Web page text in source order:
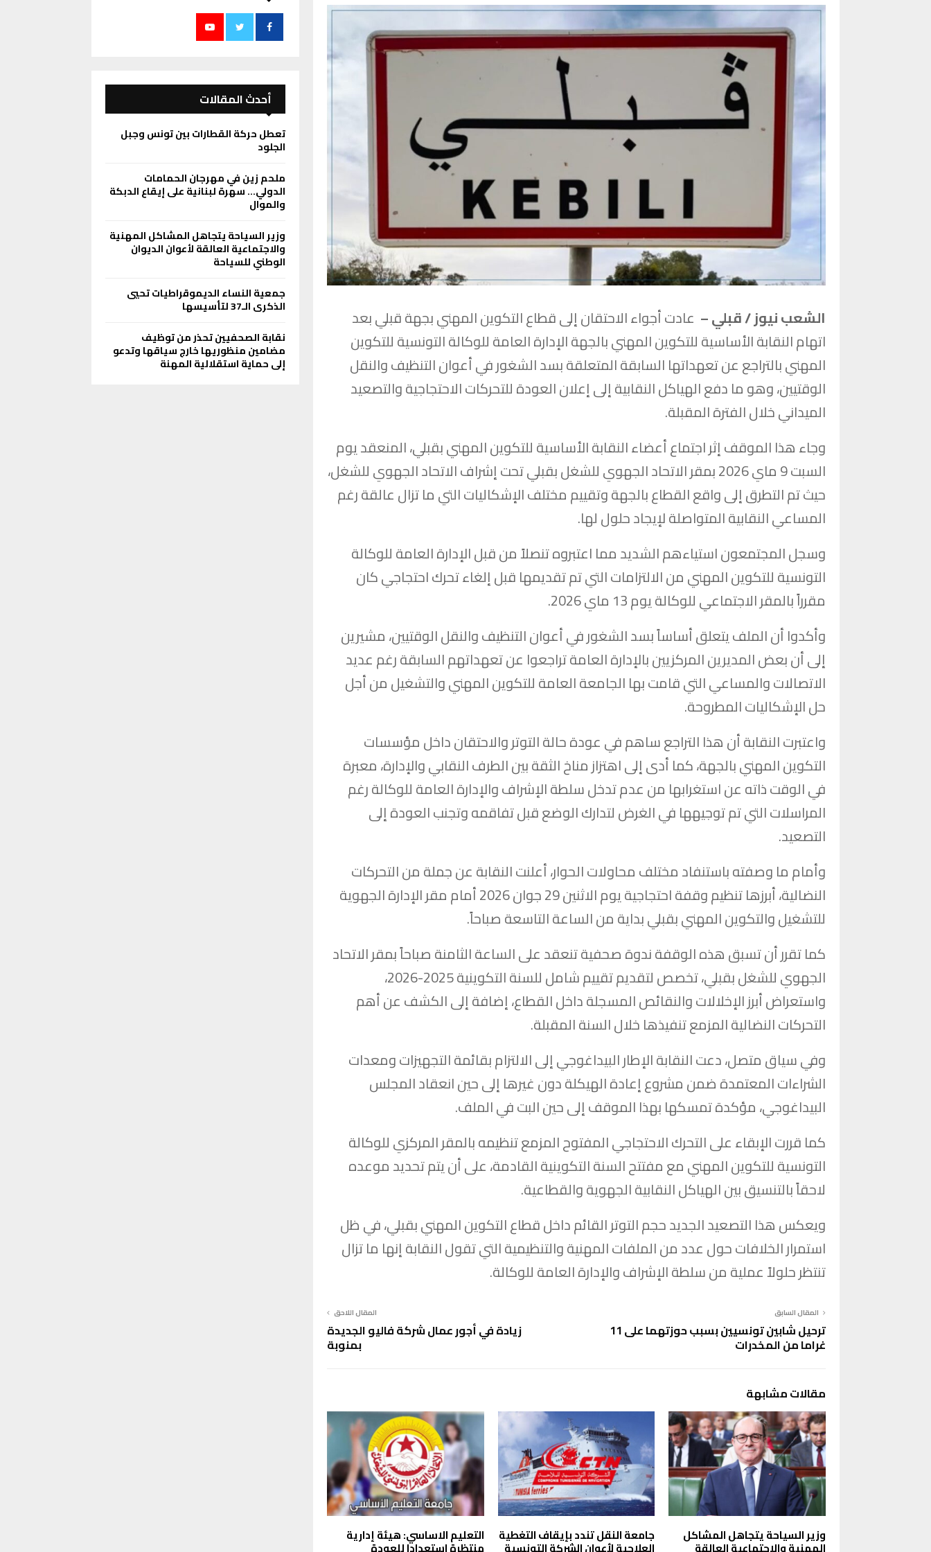
الشعب نيوز / قبلي – عادت أجواء الاحتقان إلى قطاع التكوين المهني بجهة قبلي بعد
اتهام النقابة الأساسية للتكوين المهني بالجهة الإدارة العامة للوكالة التونسية للتكوين
المهني بالتراجع عن تعهداتها السابقة المتعلقة بسد الشغور في أعوان التنظيف والنقل
الوقتيين، وهو ما دفع الهياكل النقابية إلى إعلان العودة للتحركات الاحتجاجية والتصعيد
الميداني خلال الفترة المقبلة.
وجاء هذا الموقف إثر اجتماع أعضاء النقابة الأساسية للتكوين المهني بقبلي، المنعقد يوم
السبت 9 ماي 2026 بمقر الاتحاد الجهوي للشغل بقبلي تحت إشراف الاتحاد الجهوي للشغل،
حيث تم التطرق إلى واقع القطاع بالجهة وتقييم مختلف الإشكاليات التي ما تزال عالقة رغم
المساعي النقابية المتواصلة لإيجاد حلول لها.
وسجل المجتمعون استياءهم الشديد مما اعتبروه تنصلاً من قبل الإدارة العامة للوكالة
التونسية للتكوين المهني من الالتزامات التي تم تقديمها قبل إلغاء تحرك احتجاجي كان
مقرراً بالمقر الاجتماعي للوكالة يوم 13 ماي 2026.
وأكدوا أن الملف يتعلق أساساً بسد الشغور في أعوان التنظيف والنقل الوقتيين، مشيرين
إلى أن بعض المديرين المركزيين بالإدارة العامة تراجعوا عن تعهداتهم السابقة رغم عديد
الاتصالات والمساعي التي قامت بها الجامعة العامة للتكوين المهني والتشغيل من أجل
حل الإشكاليات المطروحة.
واعتبرت النقابة أن هذا التراجع ساهم في عودة حالة التوتر والاحتقان داخل مؤسسات
التكوين المهني بالجهة، كما أدى إلى اهتزاز مناخ الثقة بين الطرف النقابي والإدارة، معبرة
في الوقت ذاته عن استغرابها من عدم تدخل سلطة الإشراف والإدارة العامة للوكالة رغم
المراسلات التي تم توجيهها في الغرض لتدارك الوضع قبل تفاقمه وتجنب العودة إلى
التصعيد.
وأمام ما وصفته باستنفاد مختلف محاولات الحوار، أعلنت النقابة عن جملة من التحركات
النضالية، أبرزها تنظيم وقفة احتجاجية يوم الاثنين 29 جوان 2026 أمام مقر الإدارة الجهوية
للتشغيل والتكوين المهني بقبلي بداية من الساعة التاسعة صباحاً.
كما تقرر أن تسبق هذه الوقفة ندوة صحفية تنعقد على الساعة الثامنة صباحاً بمقر الاتحاد
الجهوي للشغل بقبلي، تخصص لتقديم تقييم شامل للسنة التكوينية 2025-2026،
واستعراض أبرز الإخلالات والنقائص المسجلة داخل القطاع، إضافة إلى الكشف عن أهم
التحركات النضالية المزمع تنفيذها خلال السنة المقبلة.
وفي سياق متصل، دعت النقابة الإطار البيداغوجي إلى الالتزام بقائمة التجهيزات ومعدات
الشراءات المعتمدة ضمن مشروع إعادة الهيكلة دون غيرها إلى حين انعقاد المجلس
البيداغوجي، مؤكدة تمسكها بهذا الموقف إلى حين البت في الملف.
كما قررت الإبقاء على التحرك الاحتجاجي المفتوح المزمع تنظيمه بالمقر المركزي للوكالة
التونسية للتكوين المهني مع مفتتح السنة التكوينية القادمة، على أن يتم تحديد موعده
لاحقاً بالتنسيق بين الهياكل النقابية الجهوية والقطاعية.
ويعكس هذا التصعيد الجديد حجم التوتر القائم داخل قطاع التكوين المهني بقبلي، في ظل
استمرار الخلافات حول عدد من الملفات المهنية والتنظيمية التي تقول النقابة إنها ما تزال
تنتظر حلولاً عملية من سلطة الإشراف والإدارة العامة للوكالة.
المقال السابق
ترحيل شابين تونسيين بسبب حوزتهما على 11
غراما من المخدرات
المقال اللاحق
زيادة في أجور عمال شركة فاليو الجديدة
بمنوبة
مقالات مشابهة
وزير السياحة يتجاهل المشاكل جامعة النقل تندد بإيقاف التغطية التعليم الاساسي: هيئة إدارية
أحدث المقالات
تعطل حركة القطارات بين تونس وجبل
الجلود
ملحم زين في مهرجان الحمامات
الدولي… سهرة لبنانية على إيقاع الدبكة
والموال
وزير السياحة يتجاهل المشاكل المهنية
والاجتماعية العالقة لأعوان الديوان
الوطني للسياحة
جمعية النساء الديموقراطيات تحيي
الذكرى الـ37 لتأسيسها
نقابة الصحفيين تحذر من توظيف
مضامين منظوريها خارج سياقها وتدعو
إلى حماية استقلالية المهنة